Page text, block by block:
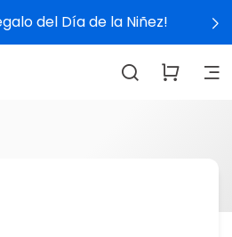
del Día de la Niñez!